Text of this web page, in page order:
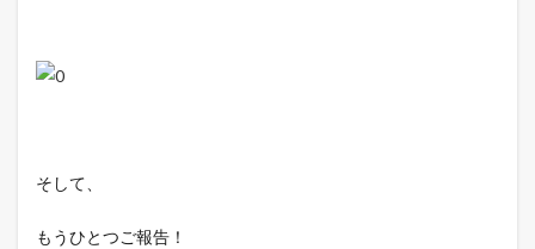
そして、
もうひとつご報告！